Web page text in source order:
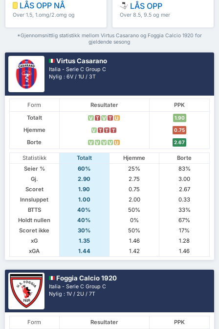
LÅS OPP NÅ
Over 1.5, 1.omg/2.omg og
LÅS OPP
Over 8.5, 9.5 og mer
*Gjennomsnittlig statistikk mellom Virtus Casarano og Foggia Calcio 1920 for
gjeldende sesong
Virtus Casarano
Italia - Serie C Group C
Nylig : 6V / 1U / 3T
Form Resultater
PPK
Totalt
V T V T U 1.90
Hjemme V T T T 0.75
Borte V V V V U 2.67
Statistikk Totalt Hjemme
Borte
Seier %
60% 25%
83%
Gj.
2.90 2.75
3.00
Scoret
1.90 0.75
2.67
Innsluppet
1.00 2.00
0.33
BTTS
40% 50%
33%
Holdt nullen
40% 0%
67%
Scoret ikke
30% 50%
17%
xG
1.35 1.46
1.28
xGA
1.44 1.42 1.46
Foggia Calcio 1920
Italia - Serie C Group C
Nylig : 1V / 2U / 7T
Form Resultater
PPK